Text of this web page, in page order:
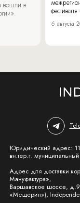
вошли в
6 августа
Юридический адрес:
вн.тер.г.
Адрес для доставки
Мануфактура»,
Варшавское шоссе,
«Мещерин»),